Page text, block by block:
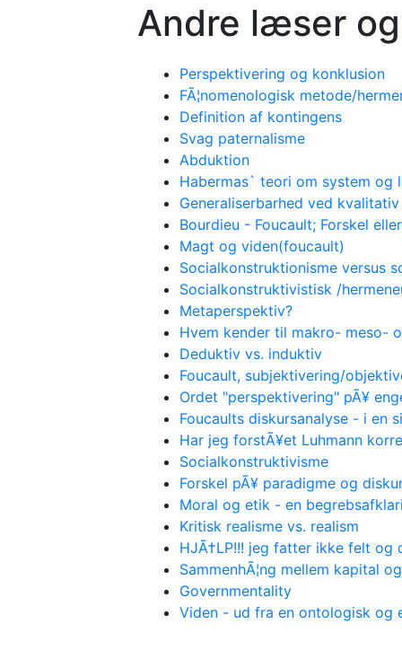
Andre læser
Perspektivering og konklusion
FÃ¦nomenologisk metode/
Definition af kontingens
Svag paternalisme
Abduktion
Habermas` teori om system og
Generaliserbarhed ved
Bourdieu - Foucault; Forskel
Magt og viden(foucault)
Socialkonstruktionisme versus
Socialkonstruktivistisk /
Metaperspektiv?
Hvem kender til makro- meso-
Deduktiv vs. induktiv
Foucault, subjektivering/
Ordet "perspektivering" pÃ¥
Foucaults diskursanalyse - i en
Har jeg forstÃ¥et Luhmann
Socialkonstruktivisme
Forskel pÃ¥ paradigme og
Moral og etik - en
Kritisk realisme vs. realism
HJÃ†LP!!! jeg fatter ikke felt og
SammenhÃ¦ng mellem kapital
Governmentality
Viden - ud fra en ontologisk og